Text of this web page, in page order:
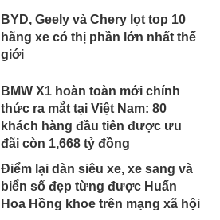
BYD, Geely và Chery lọt top 10
hãng xe có thị phần lớn nhất thế
giới
BMW X1 hoàn toàn mới chính
thức ra mắt tại Việt Nam: 80
khách hàng đầu tiên được ưu
đãi còn 1,668 tỷ đồng
Điểm lại dàn siêu xe, xe sang và
biển số đẹp từng được Huấn
Hoa Hồng khoe trên mạng xã hội